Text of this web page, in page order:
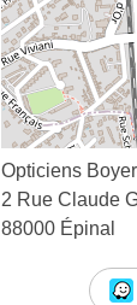
Opticiens
2 Rue Claude
88000 Épinal